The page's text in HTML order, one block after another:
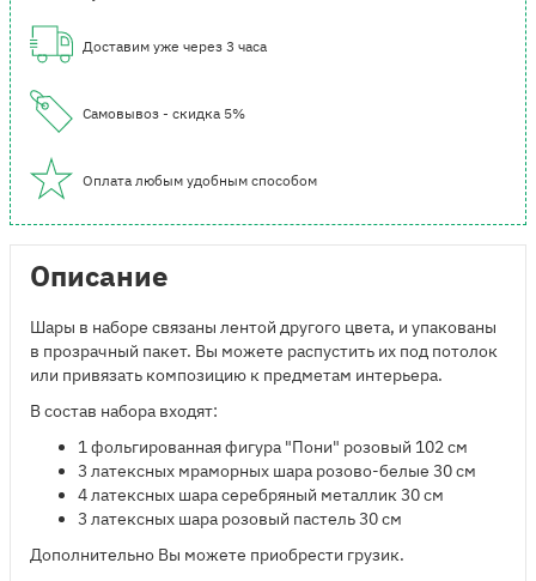
Доставим уже через 3 часа
Самовывоз - скидка 5%
Оплата любым удобным способом
Описание
Шары в наборе связаны лентой другого цвета, и упакованы
в прозрачный пакет. Вы можете распустить их под потолок
или привязать композицию к предметам интерьера.
В состав набора входят:
1 фольгированная фигура "Пони" розовый 102 см
3 латексных мраморных шара розово-белые 30 см
4 латексных шара серебряный металлик 30 см
3 латексных шара розовый пастель 30 см
Дополнительно Вы можете приобрести грузик.